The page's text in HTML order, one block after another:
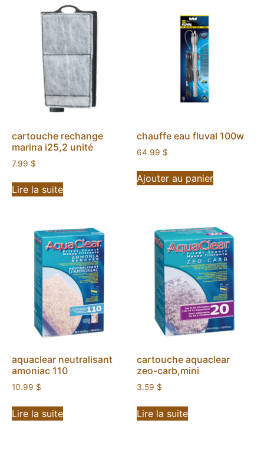
cartouche rechange
marina i25,2 unité
7.99 $
Lire la suite
chauffe eau fluval 100w
64.99 $
Ajouter au panier
aquaclear neutralisant
amoniac 110
10.99 $
Lire la suite
cartouche aquaclear
zeo-carb,mini
3.59 $
Lire la suite